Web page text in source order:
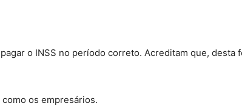
o INSS no período correto. Acreditam que, desta
como os empresários.